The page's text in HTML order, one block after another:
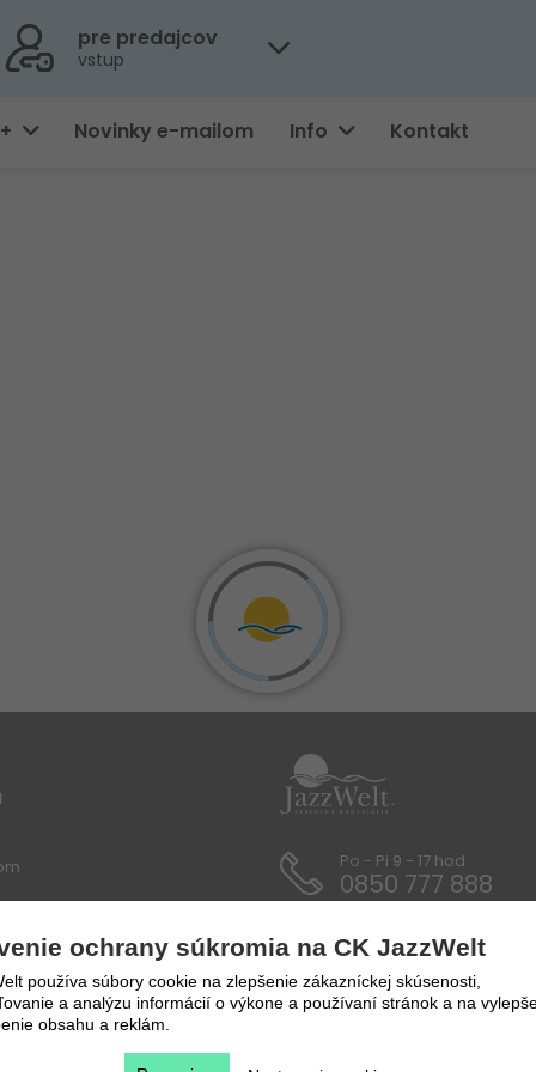
pre predajcov
vstup
Novinky e-mailom Info Kontakt
Dokumenty
a prepravné podmienky
Po - Pi 9 - 17 hod
0850 777 888
ochrany súkromia na CK JazzWelt
používa súbory cookie na zlepšenie zákazníckej skúsenosti,
a analýzu informácií o výkone a používaní stránok a na
obsahu a reklám.